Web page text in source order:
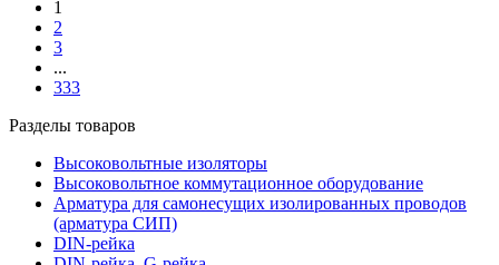
1
2
3
...
333
Разделы товаров
Высоковольтные изоляторы
Высоковольтное коммутационное оборудование
Арматура для самонесущих изолированных проводов
(арматура СИП)
DIN-рейка